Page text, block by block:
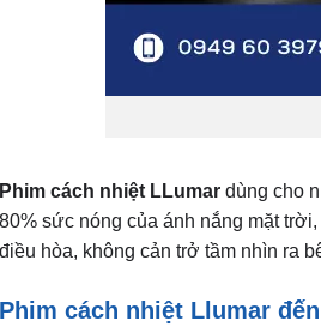
Phim cách nhiệt LLumardùng cho
80% sức nóng của ánh nắng mặt
điều hòa, không cản trở tầm nhìn ra